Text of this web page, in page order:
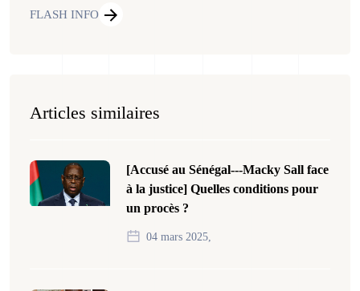
FLASH INFO
Articles similaires
[Accusé au Sénégal---Macky Sall face
à la justice] Quelles conditions pour
un procès ?
04 mars 2025,